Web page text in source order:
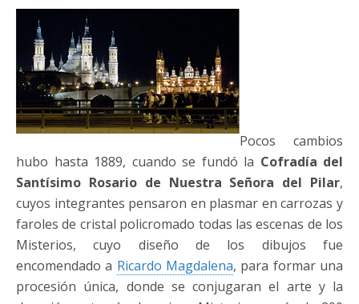
Pocos cambios
hubo hasta 1889, cuando se fundó la Cofradía del
Santísimo Rosario de Nuestra Señora del Pilar,
cuyos integrantes pensaron en plasmar en carrozas y
faroles de cristal policromado todas las escenas de los
Misterios, cuyo diseño de los dibujos fue
encomendado a Ricardo Magdalena, para formar una
procesión única, donde se conjugaran el arte y la